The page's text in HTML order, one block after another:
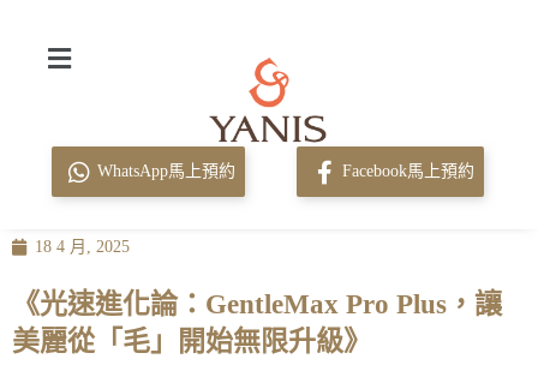
WhatsApp馬上預約 Facebook馬上預約
18 4 月, 2025
《光速進化論：GentleMax Pro Plus，讓
美麗從「毛」開始無限升級》